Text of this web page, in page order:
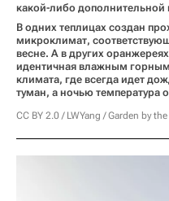
какой-либо дополнительной
В одних теплицах создан
микроклимат,
весне. А в других
идентичная влажным
климата, где всегда идет
туман, а ночью температура
CC BY 2.0 / LWYang /Garden by the